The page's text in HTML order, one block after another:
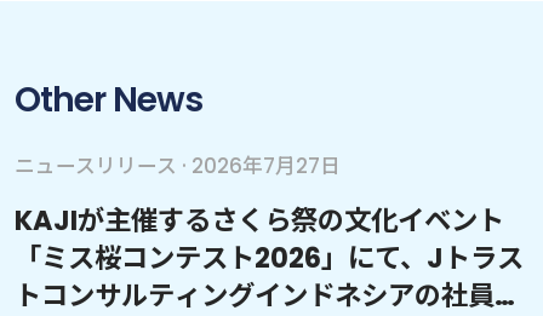
Other News
ニュースリリース · 2026年7月27日
KAJIが主催するさくら祭の文化イベント
「ミス桜コンテスト2026」にて、Jトラス
トコンサルティングインドネシアの社員が